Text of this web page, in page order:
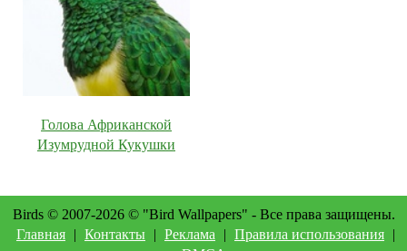
Голова Африканской
Изумрудной Кукушки
Birds © 2007-2026 © "Bird Wallpapers" - Все права защищены.
Главная | Контакты | Реклама | Правила использования |